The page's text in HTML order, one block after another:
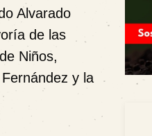
Alvarado
de las
Niños,
y la